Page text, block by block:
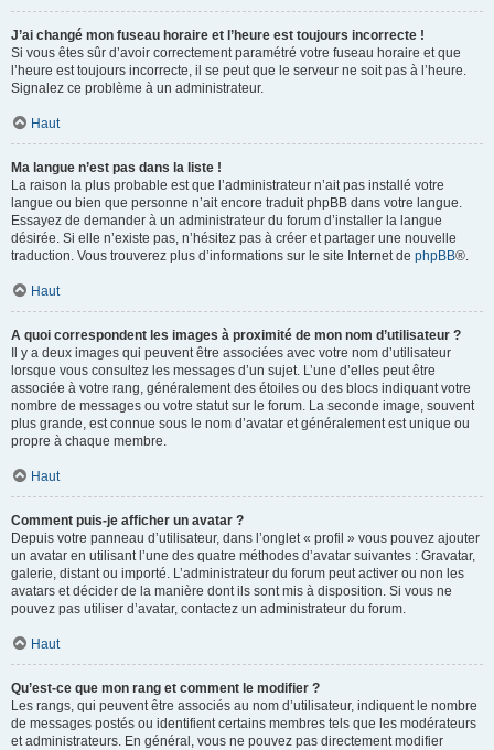
J’ai changé mon fuseau horaire et l’heure est toujours incorrecte !
Si vous êtes sûr d’avoir correctement paramétré votre fuseau horaire et que
l’heure est toujours incorrecte, il se peut que le serveur ne soit pas à l’heure.
Signalez ce problème à un administrateur.
Haut
Ma langue n’est pas dans la liste !
La raison la plus probable est que l’administrateur n’ait pas installé votre
langue ou bien que personne n’ait encore traduit phpBB dans votre langue.
Essayez de demander à un administrateur du forum d’installer la langue
désirée. Si elle n’existe pas, n’hésitez pas à créer et partager une nouvelle
traduction. Vous trouverez plus d’informations sur le site Internet de phpBB®.
Haut
A quoi correspondent les images à proximité de mon nom d’utilisateur ?
Il y a deux images qui peuvent être associées avec votre nom d’utilisateur
lorsque vous consultez les messages d’un sujet. L’une d’elles peut être
associée à votre rang, généralement des étoiles ou des blocs indiquant votre
nombre de messages ou votre statut sur le forum. La seconde image, souvent
plus grande, est connue sous le nom d’avatar et généralement est unique ou
propre à chaque membre.
Haut
Comment puis-je afficher un avatar ?
Depuis votre panneau d’utilisateur, dans l’onglet « profil » vous pouvez ajouter
un avatar en utilisant l’une des quatre méthodes d’avatar suivantes : Gravatar,
galerie, distant ou importé. L’administrateur du forum peut activer ou non les
avatars et décider de la manière dont ils sont mis à disposition. Si vous ne
pouvez pas utiliser d’avatar, contactez un administrateur du forum.
Haut
Qu’est-ce que mon rang et comment le modifier ?
Les rangs, qui peuvent être associés au nom d’utilisateur, indiquent le nombre
de messages postés ou identifient certains membres tels que les modérateurs
et administrateurs. En général, vous ne pouvez pas directement modifier